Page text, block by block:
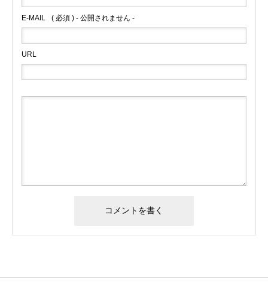
E-MAIL ( 必須 ) - 公開されません -
URL